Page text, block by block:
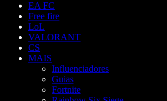
EA FC
Free fire
LoL
VALORANT
CS
MAIS
Influenciadores
Guias
Fortnite